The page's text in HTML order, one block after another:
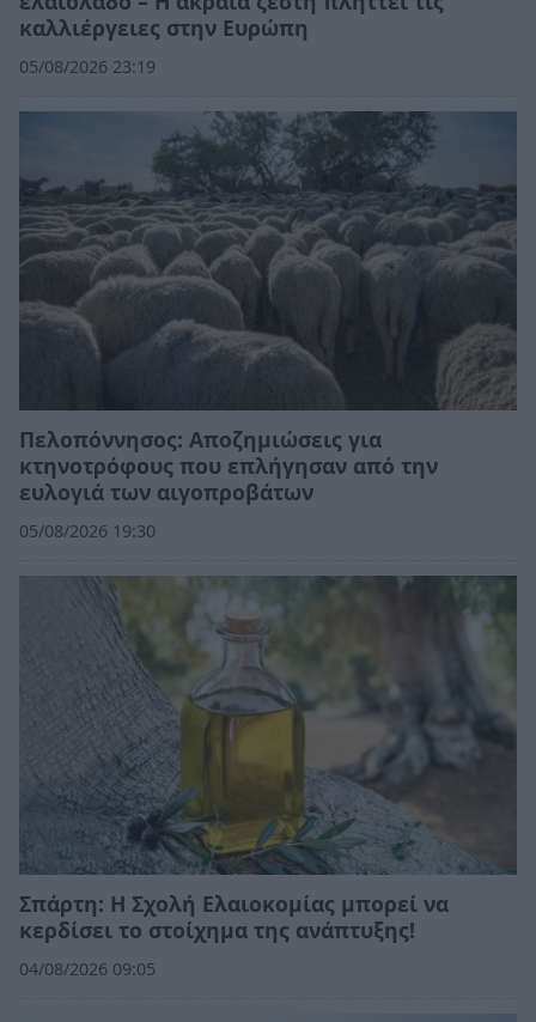
καλλιέργειες στην Ευρώπη
05/08/2026 23:19
Πελοπόννησος: Αποζημιώσεις για
κτηνοτρόφους που επλήγησαν από την
ευλογιά των αιγοπροβάτων
05/08/2026 19:30
Σπάρτη: Η Σχολή Ελαιοκομίας μπορεί να
κερδίσει το στοίχημα της ανάπτυξης!
04/08/2026 09:05